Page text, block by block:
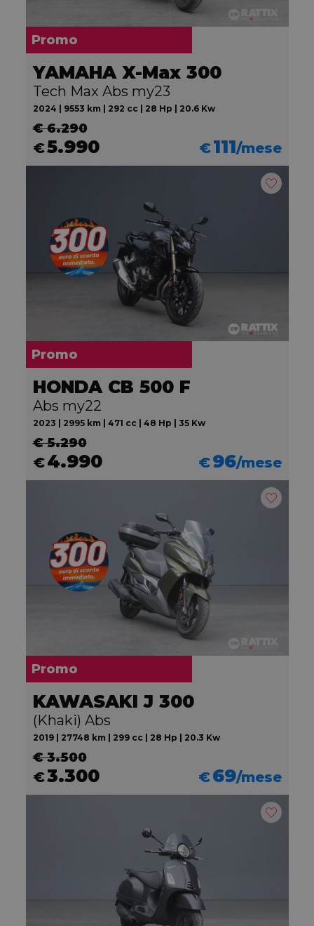
Promo
YAMAHA X-Max 300
Tech Max Abs my23
2024 | 9553 km | 292 cc | 28 Hp | 20.6 Kw
€ 6.290
€5.990 €111/mese
Promo
HONDA CB 500 F
Abs my22
2023 | 2995 km | 471 cc | 48 Hp | 35 Kw
€ 5.290
€4.990 €96/mese
Promo
KAWASAKI J 300
(Khaki) Abs
2019 | 27748 km | 299 cc | 28 Hp | 20.3 Kw
€ 3.500
€3.300 €69/mese